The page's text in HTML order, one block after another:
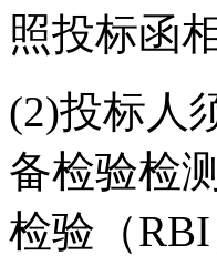
照投标函
(2)投标人
备检验检
检验（